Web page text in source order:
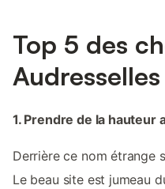
Top 5 des
Audresselles
1. Prendre de la hauteur
Derrière ce nom étrange
Le beau site est jumeau